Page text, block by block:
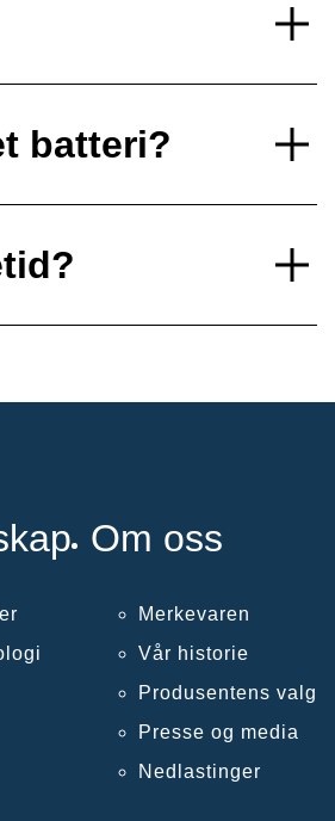
batteri?
Om oss
Merkevaren
Vår historie
Produsentens valg
Presse og media
Nedlastinger